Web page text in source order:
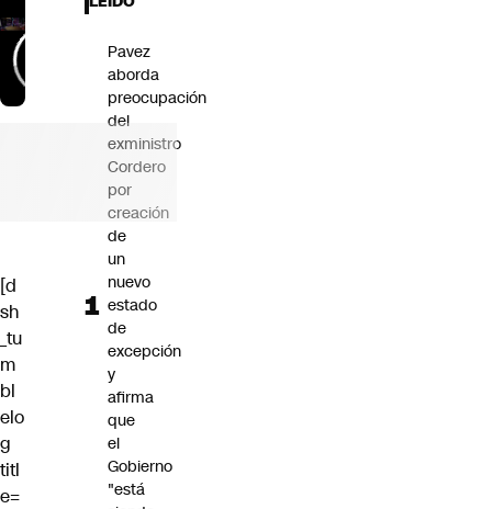
[d
sh
_tu
m
bl
elo
g
titl
e=
Pavez
aborda
preocupación
del
exministro
Cordero
por
creación
de
un
nuevo
estado
de
excepción
y
afirma
que
el
Gobierno
"está